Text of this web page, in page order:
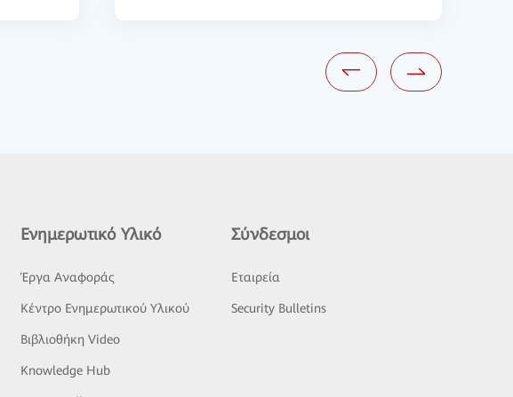
Ενημερωτικό Υλικό
Έργα Αναφοράς
Κέντρο Ενημερωτικού Υλικού
Βιβλιοθήκη Video
Knowledge Hub
Σύνδεσμοι
Εταιρεία
Security Bulletins